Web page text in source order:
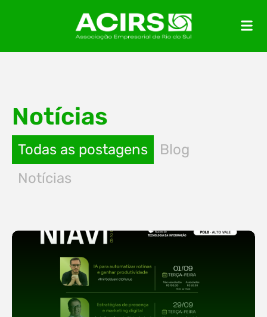
Notícias
Todas as postagens
Blog
Notícias